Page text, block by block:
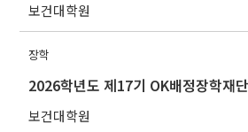
보건대학원
장학
2026학년도 제17기 OK배정장학재
보건대학원